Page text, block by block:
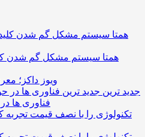
همتا سیستم مشکل گم شدن
ویوز داکز؛
جدید ترین
فناوری ها